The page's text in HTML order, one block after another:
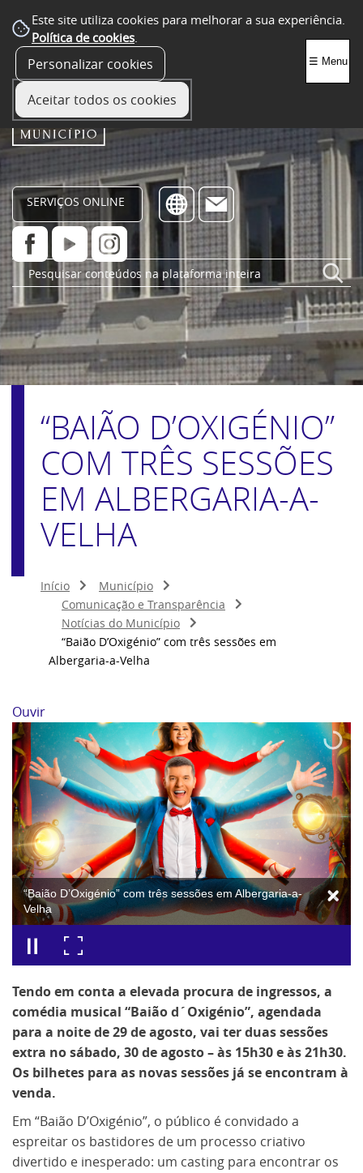
Este site utiliza cookies para melhorar a sua experiência.
Política de cookies.
Personalizar cookies
Aceitar todos os cookies
SERVIÇOS ONLINE
☰ Menu
“BAIÃO D’OXIGÉNIO”
COM TRÊS SESSÕES
EM ALBERGARIA-A-
VELHA
Início
Município
Comunicação e Transparência
Notícias do Município
“Baião D’Oxigénio” com três sessões em
Albergaria-a-Velha
Ouvir
“Baião D’Oxigénio” com três sessões em Albergaria-a-
Velha
Tendo em conta a elevada procura de ingressos, a
comédia musical “Baião d´Oxigénio”, agendada
para a noite de 29 de agosto, vai ter duas sessões
extra no sábado, 30 de agosto – às 15h30 e às 21h30.
Os bilhetes para as novas sessões já se encontram à
venda.
Em “Baião D’Oxigénio”, o público é convidado a
espreitar os bastidores de um processo criativo
divertido e inesperado: um casting para encontrar os